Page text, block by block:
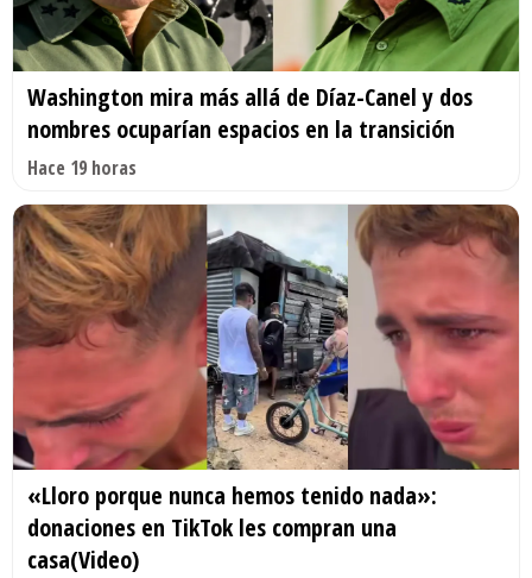
Washington mira más allá de Díaz-Canel y dos
nombres ocuparían espacios en la transición
Hace 19 horas
«Lloro porque nunca hemos tenido nada»:
donaciones en TikTok les compran una
casa(Video)